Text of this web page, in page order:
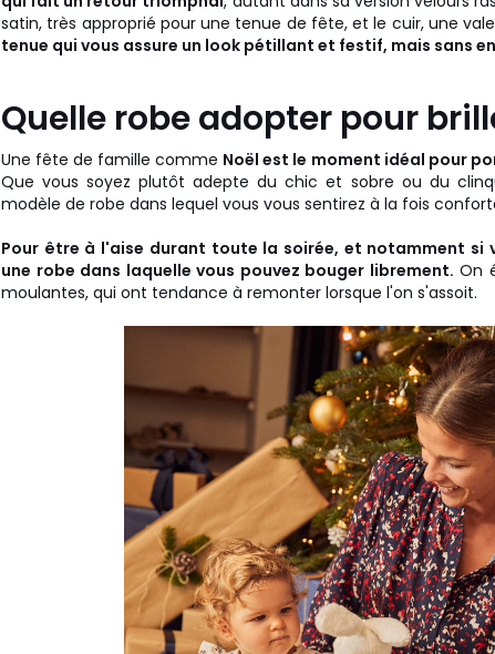
satin, très approprié pour une tenue de fête, et le cuir, une
tenue qui vous assure un look pétillant et festif, mais sans
Quelle robe adopter pour
Une fête de famille comme Noël est le moment idéal pour
Que vous soyez plutôt adepte du chic et sobre ou du
modèle de robe dans lequel vous vous sentirez à la fois
Pour être à l'aise durant toute la soirée, et notamment si
une robe dans laquelle vous pouvez bouger librement. On
moulantes, qui ont tendance à remonter lorsque l'on s'assoit.